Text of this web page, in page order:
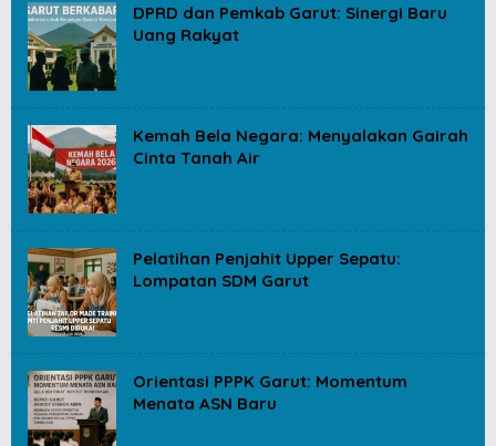
DPRD dan Pemkab Garut: Sinergi Baru
Uang Rakyat
Kemah Bela Negara: Menyalakan Gairah
Cinta Tanah Air
Pelatihan Penjahit Upper Sepatu:
Lompatan SDM Garut
Orientasi PPPK Garut: Momentum
Menata ASN Baru